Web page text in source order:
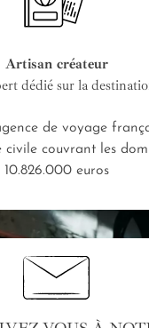
Artisan créateur
dédié sur la
de voyage
civile couvrant les
10.826.000 euros